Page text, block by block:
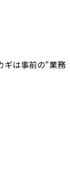
ギは事前の“業務